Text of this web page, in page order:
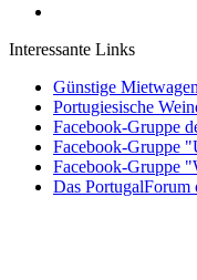
Interessante Links
Günstige
Portugiesische
Facebook-Gruppe
Facebook-Gruppe
Facebook-Gruppe
Das PortugalForum